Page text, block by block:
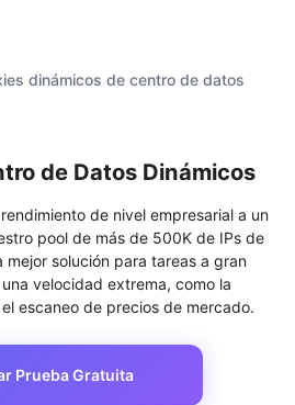
dinámicos de centro de datos
de Datos Dinámicos
de nivel empresarial a un
pool de más de 500K de IPs de
solución para tareas a gran
velocidad extrema, como la
escaneo de precios de mercado.
Prueba Gratuita